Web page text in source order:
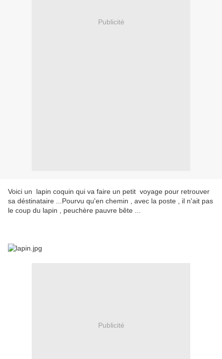
Publicité
Voici un lapin coquin qui va faire un petit voyage pour retrouver
sa déstinataire ...Pourvu qu'en chemin , avec la poste , il n'ait pas
le coup du lapin , peuchère pauvre bête ...
Publicité